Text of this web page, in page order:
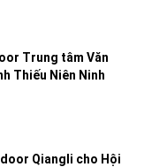
Trung tâm Văn
Thiếu Niên Ninh
Qiangli cho Hội